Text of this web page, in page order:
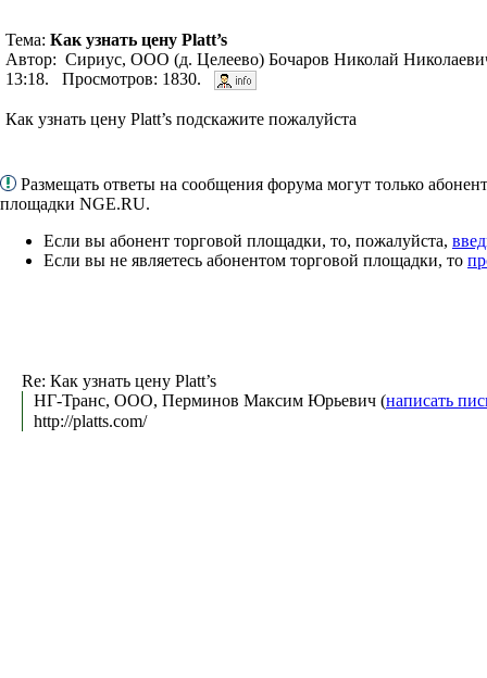
Тема: Как узнать цену Platt’s
Автор: Сириус, ООО (д. Целеево) Бочаров Николай
13:18. Просмотров: 1830.
Как узнать цену Platt’s подскажите пожалуйста
Размещать ответы на сообщения форума могут только
площадки NGE.RU.
Если вы абонент торговой площадки, то, пожалуйста,
Если вы не являетесь абонентом торговой площадки, то
Re: Как узнать цену Platt’s
НГ-Транс, ООО, Перминов Максим Юрьевич (написать
http://platts.com/